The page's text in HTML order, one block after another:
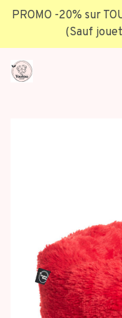
PROMO -20% sur
(Sauf